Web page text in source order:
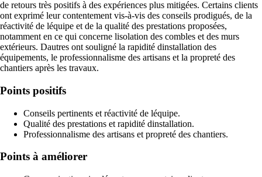
de retours très positifs à des expériences plus mitigées. Certains clients
ont exprimé leur contentement vis-à-vis des conseils prodigués, de la
réactivité de léquipe et de la qualité des prestations proposées,
notamment en ce qui concerne lisolation des combles et des murs
extérieurs. Dautres ont souligné la rapidité dinstallation des
équipements, le professionnalisme des artisans et la propreté des
chantiers après les travaux.
Points positifs
Conseils pertinents et réactivité de léquipe.
Qualité des prestations et rapidité dinstallation.
Professionnalisme des artisans et propreté des chantiers.
Points à améliorer